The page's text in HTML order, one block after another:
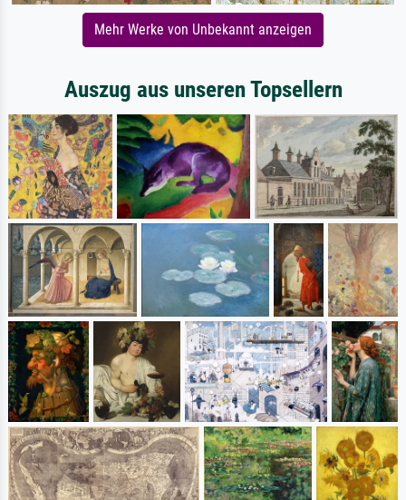
Mehr Werke von Unbekannt anzeigen
Auszug aus unseren Topsellern